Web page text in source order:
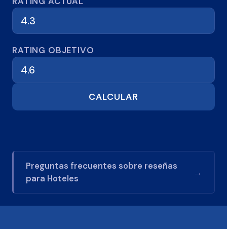
RATING OBJETIVO
CALCULAR
Preguntas frecuentes sobre reseñas
para Hoteles
→